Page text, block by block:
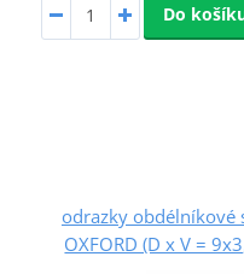
Do
odrazky obdélníkové
OXFORD (D x V =